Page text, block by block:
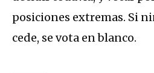
posiciones extremas. Si
cede, se vota en blanco.